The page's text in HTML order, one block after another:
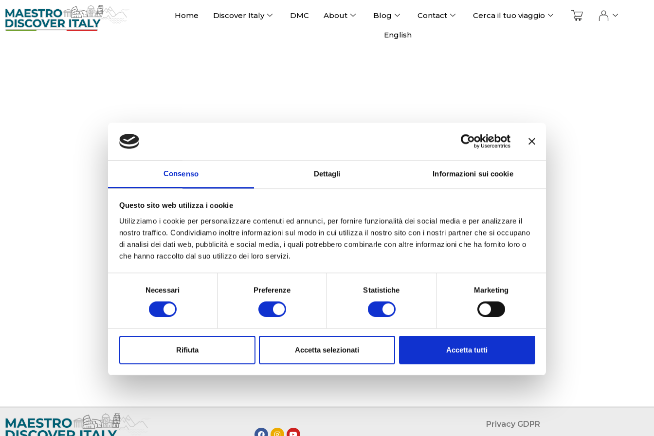
Consenso Dettagli Informazioni sui cookie
Questo sito web utilizza i cookie
Utilizziamo i cookie per personalizzare contenuti ed annunci, per fornire funzionalità dei social media e per analizzare il
nostro traffico. Condividiamo inoltre informazioni sul modo in cui utilizza il nostro sito con i nostri partner che si occupano
di analisi dei dati web, pubblicità e social media, i quali potrebbero combinarle con altre informazioni che ha fornito loro o
che hanno raccolto dal suo utilizzo dei loro servizi.
Necessari Preferenze Statistiche Marketing
Rifiuta Accetta selezionati Accetta tutti
Vai
al
Home Discover Italy DMC About Blog Contact Cerca il tuo viaggio
English
Privacy GDPR